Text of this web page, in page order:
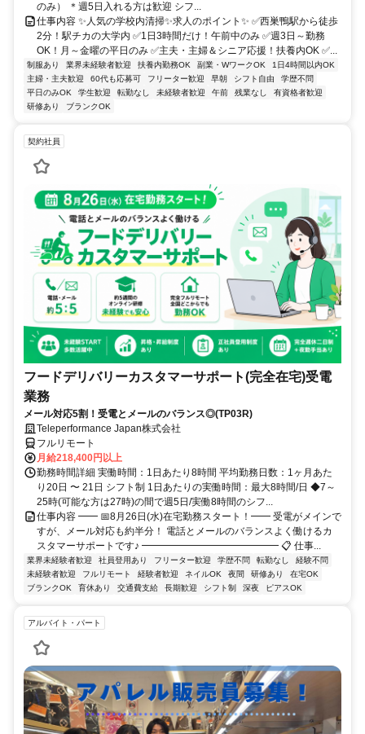
のみ） ＊週5日入れる方は歓迎 シフ...
仕事内容 ✨人気の学校内清掃✨求人のポイント✨ ✅西巣鴨駅から徒歩
2分！駅チカの大学内 ✅1日3時間だけ！午前中のみ ✅週3日～勤務
OK！月～金曜の平日のみ ✅主夫・主婦＆シニア応援！扶養内OK ✅...
制服あり 業界未経験者歓迎 扶養内勤務OK 副業・WワークOK
1日4時間以内OK
主婦・主夫歓迎
60代も応募可 フリーター歓迎 早朝 シフト自由
学歴不問
平日のみOK
学生歓迎 転勤なし 未経験者歓迎 午前 残業なし
有資格者歓迎
研修あり
ブランクOK
契約社員
フードデリバリーカスタマーサポート(完全在宅)受電
業務
メール対応5割！受電とメールのバランス◎(TP03R)
Teleperformance Japan株式会社
フルリモート
月給218,400円以上
勤務時間詳細 実働時間：1日あたり8時間 平均勤務日数：1ヶ月あた
り20日 〜 21日 シフト制 1日あたりの実働時間：最大8時間/日 ◆7～
25時(可能な方は27時)の間で週5日/実働8時間のシフ...
仕事内容 ━━ 📅8月26日(水)在宅勤務スタート！━━ 受電がメインで
すが、メール対応も約半分！ 電話とメールのバランスよく働けるカ
スタマーサポートです♪ ━━━━━━━━━━━━━━ 📋 仕事...
業界未経験者歓迎 社員登用あり フリーター歓迎 学歴不問 転勤なし
経験不問
未経験者歓迎
フルリモート 経験者歓迎 ネイルOK 夜間 研修あり
在宅OK
ブランクOK
育休あり 交通費支給 長期歓迎 シフト制 深夜 ピアスOK
アルバイト・パート